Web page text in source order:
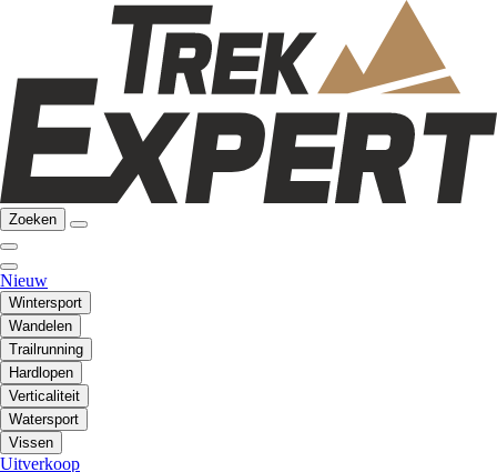
Zoeken
Nieuw
Wintersport
Wandelen
Trailrunning
Hardlopen
Verticaliteit
Watersport
Vissen
Uitverkoop